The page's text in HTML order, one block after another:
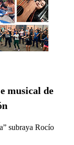
musical de
subraya Rocío